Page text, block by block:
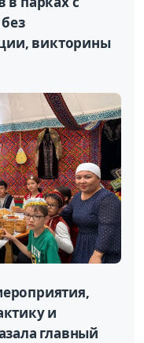
викторины
и
главный